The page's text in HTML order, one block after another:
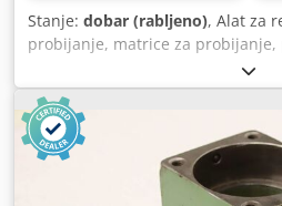
Stanje: dobar (rabljeno), Alat za
probijanje, matrice za
Cjdezm Satopfx Aiqjha -Alat za
Promjer prihvatnog otvora: 35
fotografije -Ukupne dimenzije:
11,1 kg